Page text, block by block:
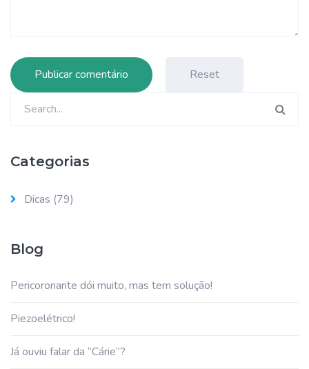
Reset
Categorias
Dicas (79)
Blog
Pericoronarite dói muito, mas tem solução!
Piezoelétrico!
Já ouviu falar da “Cárie”?